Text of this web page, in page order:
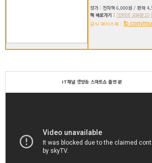
정가 : 전자책 6,000원 / 판매
책 바로가기 : [인터넷 교보문고]
공식 페이스북 : fb.com/
IT채널 생방송 스마트쇼 출연 분